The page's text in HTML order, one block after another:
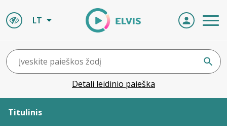
LT
Detali leidinio paieška
Titulinis